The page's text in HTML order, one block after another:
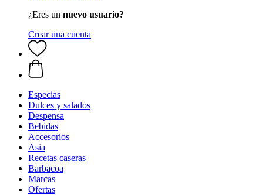
¿Eres un nuevo usuario?
Crear una cuenta
Especias
Dulces y salados
Despensa
Bebidas
Accesorios
Asia
Recetas caseras
Barbacoa
Marcas
Ofertas